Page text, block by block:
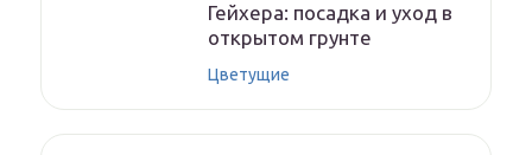
Гейхера: посадка и уход в
открытом грунте
Цветущие